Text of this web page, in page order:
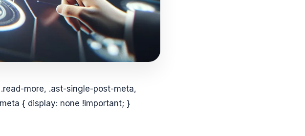
more, .ast-single-post-meta,
{ display: none !important; }